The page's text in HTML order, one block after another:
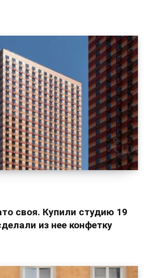
своя. Купили студию 19
из нее конфетку